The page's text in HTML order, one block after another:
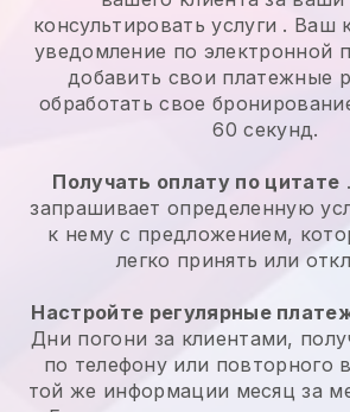
консультировать услуги . Ваш
уведомление по электронной
добавить свои платежные
обработать свое
60 секунд.
Получать оплату по цитате
запрашивает определенную
к нему с предложением,
легко принять или
Настройте регулярные
Дни погони за клиентами,
по телефону или повторного
той же информации месяц за